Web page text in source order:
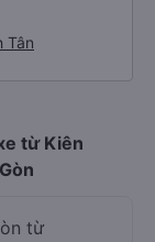
Tân
từ Kiên
từ